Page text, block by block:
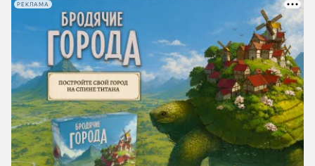
РЕКЛАМА